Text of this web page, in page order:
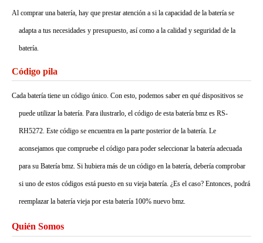
Al comprar una batería, hay que prestar atención a si la capacidad de la batería se
adapta a tus necesidades y presupuesto, así como a la calidad y seguridad de la
batería.
Código pila
Cada batería tiene un código único. Con esto, podemos saber en qué dispositivos se
puede utilizar la batería. Para ilustrarlo, el código de esta batería bmz es RS-
RH5272. Este código se encuentra en la parte posterior de la batería. Le
aconsejamos que compruebe el código para poder seleccionar la batería adecuada
para su Batería bmz. Si hubiera más de un código en la batería, debería comprobar
si uno de estos códigos está puesto en su vieja batería. ¿Es el caso? Entonces, podrá
reemplazar la batería vieja por esta batería 100% nuevo bmz.
Quién Somos